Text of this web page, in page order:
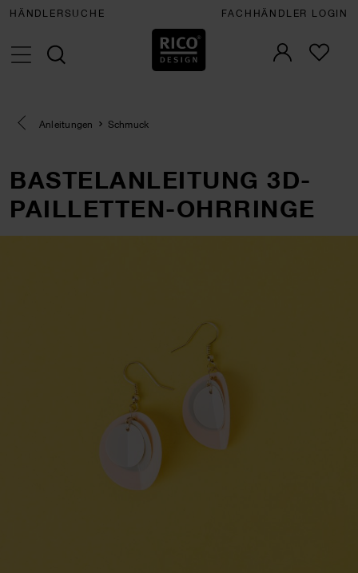
HÄNDLERSUCHE FACHHÄNDLER LOGIN
Eine Kategorie zurück navigieren
Anleitungen Schmuck
BASTELANLEITUNG 3D-
PAILLETTEN-OHRRINGE